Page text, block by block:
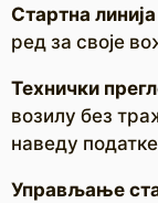
Стартна линија
ред за своје
Технички
возилу без
наведу
Управљање